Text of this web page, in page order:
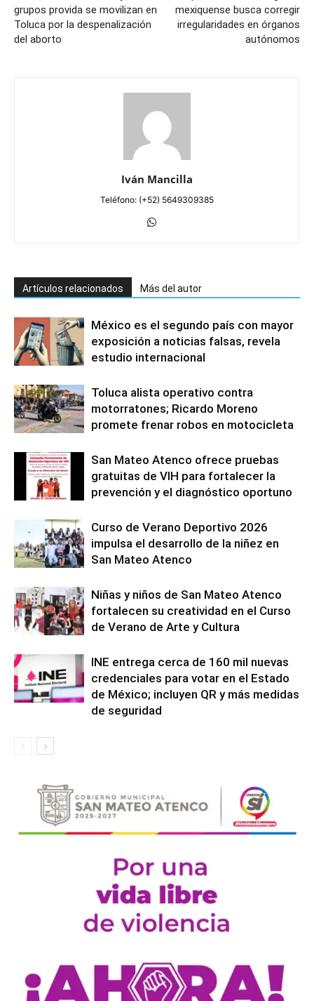
grupos provida se movilizan en
Toluca por la despenalización
del aborto
mexiquense busca corregir
irregularidades en órganos
autónomos
Iván Mancilla
Teléfono: (+52) 5649309385
Artículos relacionados Más del autor
México es el segundo país con mayor
exposición a noticias falsas, revela
estudio internacional
Toluca alista operativo contra
motorratones; Ricardo Moreno
promete frenar robos en motocicleta
San Mateo Atenco ofrece pruebas
gratuitas de VIH para fortalecer la
prevención y el diagnóstico oportuno
Curso de Verano Deportivo 2026
impulsa el desarrollo de la niñez en
San Mateo Atenco
Niñas y niños de San Mateo Atenco
fortalecen su creatividad en el Curso
de Verano de Arte y Cultura
INE entrega cerca de 160 mil nuevas
credenciales para votar en el Estado
de México; incluyen QR y más medidas
de seguridad